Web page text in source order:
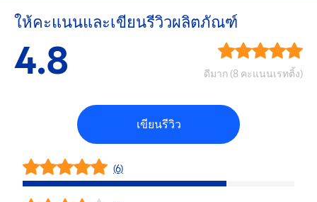
ให้คะแนนและเขียนรีวิวผลิตภัณฑ์
4.8 ดีมาก (8 คะแนนเรทติ้ง)
เขียนรีวิว
(6)